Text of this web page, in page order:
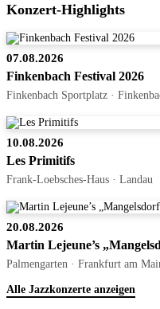
Konzert-Highlights
07.08.2026
Finkenbach Festival 2026
Finkenbach Sportplatz ·
10.08.2026
Les Primitifs
Frank-Loebsches-Haus · Landau
20.08.2026
Martin Lejeune’s
Palmengarten · Frankfurt am
Alle Jazzkonzerte anzeigen